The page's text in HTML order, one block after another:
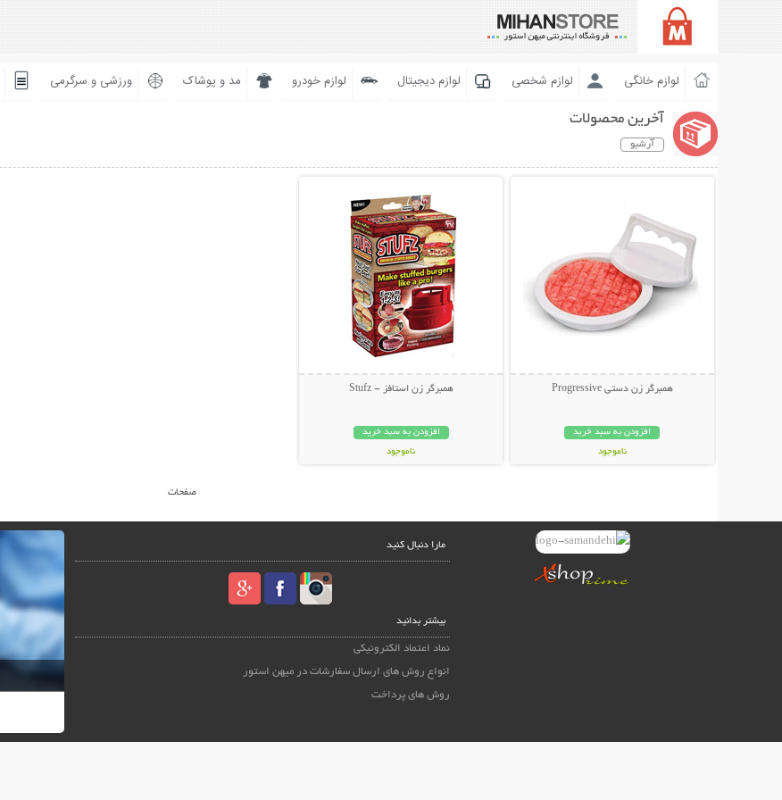
لوازم خانگی لوازم شخصی لوازم دیجیتال لوازم خودرو مد و پوشاک ورزشی و سرگرمی
آخرین محصولات
آرشیو
همبرگر زن دستی Progressive
افزودن به سبد خرید
ناموجود
همبرگر زن استافز - Stufz
افزودن به سبد خرید
ناموجود
صفحات
مارا دنبال کنید
بیشتر بدانید
نماد اعتماد الکترونیکی
انواع روش های ارسال سفارشات در میهن استور
روش های پرداخت